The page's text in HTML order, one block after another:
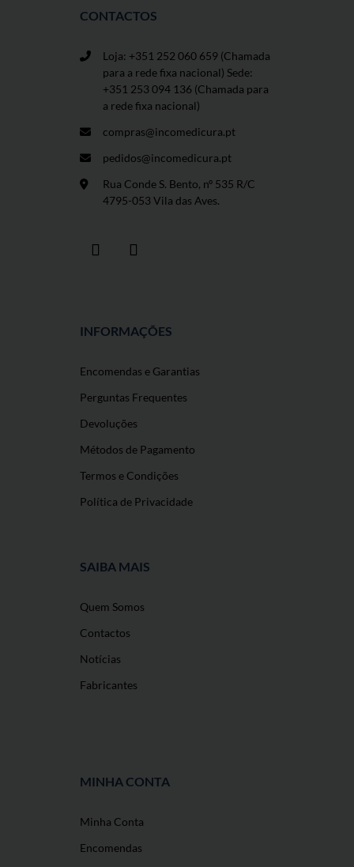
CONTACTOS
Loja: +351 252 060 659 (Chamada
para a rede fixa nacional) Sede:
+351 253 094 136 (Chamada para
a rede fixa nacional)
compras@incomedicura.pt
pedidos@incomedicura.pt
Rua Conde S. Bento, nº 535 R/C
4795-053 Vila das Aves.
INFORMAÇÕES
Encomendas e Garantias
Perguntas Frequentes
Devoluções
Métodos de Pagamento
Termos e Condições
Política de Privacidade
SAIBA MAIS
Quem Somos
Contactos
Notícias
Fabricantes
MINHA CONTA
Minha Conta
Encomendas